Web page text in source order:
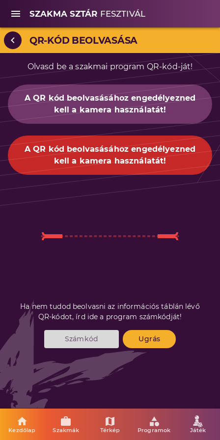
SZAKMA SZTÁR FESZTIVÁL
QR-KÓD BEOLVASÁSA
Olvasd be a szakmai program QR-kód-ját!
A QR kód beolvasásához engedélyezned
kell a kamera használatát!
A QR kód beolvasásához engedélyezned
kell a kamera használatát!
Ha nem tudod beolvasni az információs táblán lévő
QR-kódot, írd ide a program számkódját!
Ugrás
Kezdőlap Szakmák Térkép Programok Játék